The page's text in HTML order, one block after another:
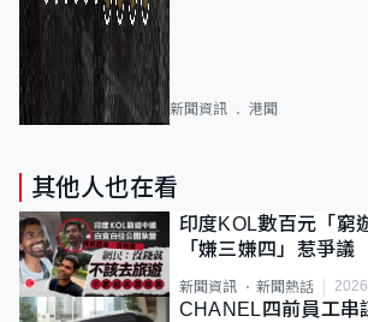
新聞資訊 港聞
其他人也在看
印度KOL數百元「
「嫌三嫌四」惹爭
質旅客
新聞資訊 新聞熱話
CHANEL四前員工串